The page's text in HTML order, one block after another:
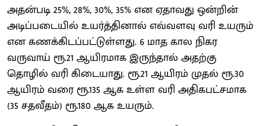
அதன்படி 25%, 28%, 30%, 35% என ஏதாவது ஒன்றின்
அடிப்படையில் உயர்த்தினால் எவ்வளவு வரி உயரும்
என கணக்கிடப்பட்டுள்ளது. 6 மாத கால நிகர
வருவாய் ரூ.21 ஆயிரமாக இருந்தால் அதற்கு
தொழில் வரி கிடையாது. ரூ.21 ஆயிரம் முதல் ரூ.30
ஆயிரம் வரை ரூ.135 ஆக உள்ள வரி அதிகபட்சமாக
(35 சதவீதம்) ரூ.180 ஆக உயரும்.